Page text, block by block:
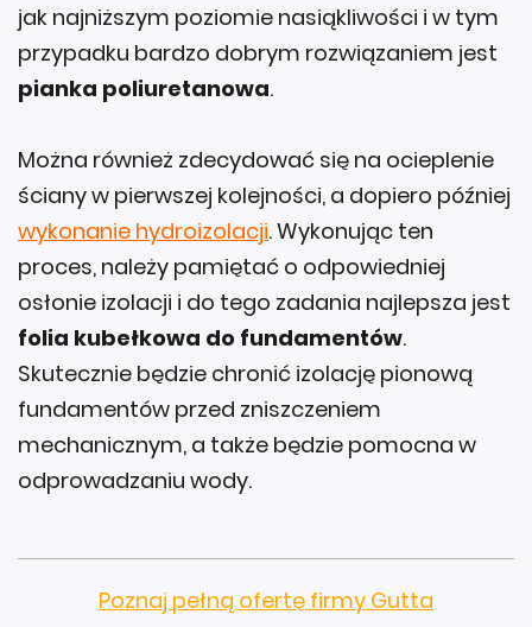
jak najniższym poziomie nasiąkliwości i w tym
przypadku bardzo dobrym rozwiązaniem jest
pianka poliuretanowa.
Można również zdecydować się na ocieplenie
ściany w pierwszej kolejności, a dopiero później
wykonanie hydroizolacji. Wykonując ten
proces, należy pamiętać o odpowiedniej
osłonie izolacji i do tego zadania najlepsza jest
folia kubełkowa do fundamentów.
Skutecznie będzie chronić izolację pionową
fundamentów przed zniszczeniem
mechanicznym, a także będzie pomocna w
odprowadzaniu wody.
Poznaj pełną ofertę firmy Gutta